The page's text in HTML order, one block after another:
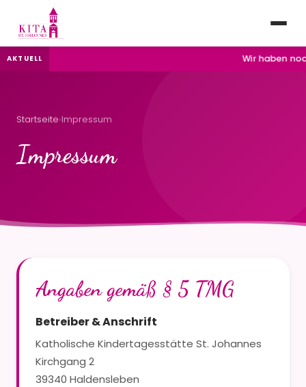
AKTUELL Wir haben
Startseite›Impressum
Impressum
Angaben gemäß § 5 TMG
Betreiber & Anschrift
Katholische Kindertagesstätte St. Johannes
Kirchgang 2
39340 Haldensleben